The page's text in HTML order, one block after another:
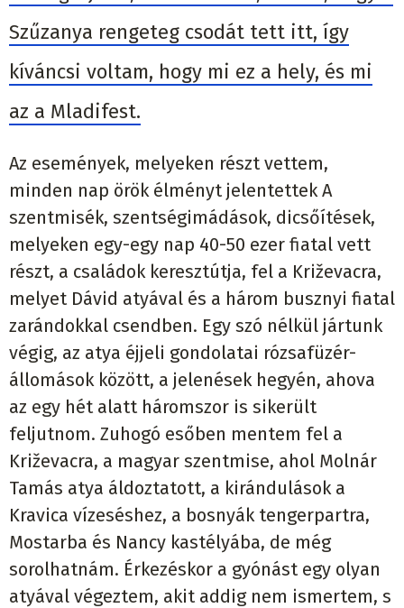
Szűzanya rengeteg csodát tett itt, így
kíváncsi voltam, hogy mi ez a hely, és mi
az a Mladifest.
Az események, melyeken részt vettem,
minden nap örök élményt jelentettek A
szentmisék, szentségimádások, dicsőítések,
melyeken egy-egy nap 40-50 ezer fiatal vett
részt, a családok keresztútja, fel a Križevacra,
melyet Dávid atyával és a három busznyi fiatal
zarándokkal csendben. Egy szó nélkül jártunk
végig, az atya éjjeli gondolatai rózsafüzér-
állomások között, a jelenések hegyén, ahova
az egy hét alatt háromszor is sikerült
feljutnom. Zuhogó esőben mentem fel a
Križevacra, a magyar szentmise, ahol Molnár
Tamás atya áldoztatott, a kirándulások a
Kravica vízeséshez, a bosnyák tengerpartra,
Mostarba és Nancy kastélyába, de még
sorolhatnám. Érkezéskor a gyónást egy olyan
atyával végeztem, akit addig nem ismertem, s